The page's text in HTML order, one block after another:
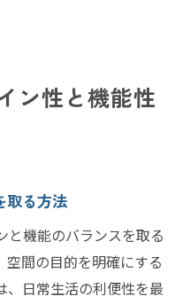
ン性と機能性
取る方法
と機能のバランスを取る
空間の目的を明確にする
、日常生活の利便性を最